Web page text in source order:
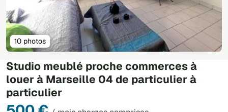
Studio meublé proche commerces à
louer à Marseille 04 de particulier à
particulier
10 photos